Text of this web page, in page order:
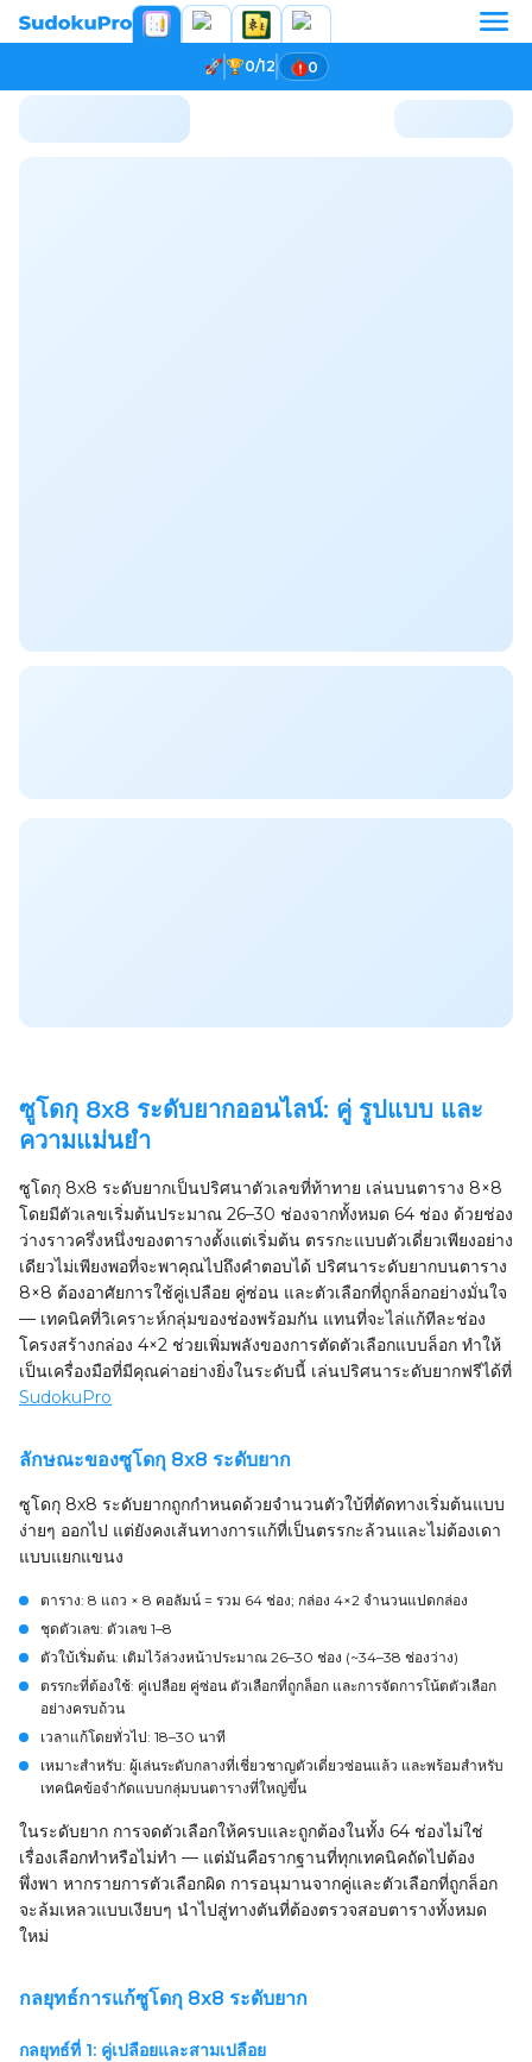
0/12 0
ซูโดกุ 8x8 ระดับยากออนไลน์: คู่ รูปแบบ และ
ความแม่นยำ
ซูโดกุ 8x8 ระดับยากเป็นปริศนาตัวเลขที่ท้าทาย เล่นบนตาราง 8×8
โดยมีตัวเลขเริ่มต้นประมาณ 26–30 ช่องจากทั้งหมด 64 ช่อง ด้วยช่อง
ว่างราวครึ่งหนึ่งของตารางตั้งแต่เริ่มต้น ตรรกะแบบตัวเดี่ยวเพียงอย่าง
เดียวไม่เพียงพอที่จะพาคุณไปถึงคำตอบได้ ปริศนาระดับยากบนตาราง
8×8 ต้องอาศัยการใช้คู่เปลือย คู่ซ่อน และตัวเลือกที่ถูกล็อกอย่างมั่นใจ
— เทคนิคที่วิเคราะห์กลุ่มของช่องพร้อมกัน แทนที่จะไล่แก้ทีละช่อง
โครงสร้างกล่อง 4×2 ช่วยเพิ่มพลังของการตัดตัวเลือกแบบล็อก ทำให้
เป็นเครื่องมือที่มีคุณค่าอย่างยิ่งในระดับนี้ เล่นปริศนาระดับยากฟรีได้ที่
SudokuPro
ลักษณะของซูโดกุ 8x8 ระดับยาก
ซูโดกุ 8x8 ระดับยากถูกกำหนดด้วยจำนวนตัวใบ้ที่ตัดทางเริ่มต้นแบบ
ง่ายๆ ออกไป แต่ยังคงเส้นทางการแก้ที่เป็นตรรกะล้วนและไม่ต้องเดา
แบบแยกแขนง
ตาราง: 8 แถว × 8 คอลัมน์ = รวม 64 ช่อง; กล่อง 4×2 จำนวนแปดกล่อง
ชุดตัวเลข: ตัวเลข 1–8
ตัวใบ้เริ่มต้น: เติมไว้ล่วงหน้าประมาณ 26–30 ช่อง (~34–38 ช่องว่าง)
ตรรกะที่ต้องใช้: คู่เปลือย คู่ซ่อน ตัวเลือกที่ถูกล็อก และการจัดการโน้ตตัวเลือก
อย่างครบถ้วน
เวลาแก้โดยทั่วไป: 18–30 นาที
เหมาะสำหรับ: ผู้เล่นระดับกลางที่เชี่ยวชาญตัวเดี่ยวซ่อนแล้ว และพร้อมสำหรับ
เทคนิคข้อจำกัดแบบกลุ่มบนตารางที่ใหญ่ขึ้น
ในระดับยาก การจดตัวเลือกให้ครบและถูกต้องในทั้ง 64 ช่องไม่ใช่
เรื่องเลือกทำหรือไม่ทำ — แต่มันคือรากฐานที่ทุกเทคนิคถัดไปต้อง
พึ่งพา หากรายการตัวเลือกผิด การอนุมานจากคู่และตัวเลือกที่ถูกล็อก
จะล้มเหลวแบบเงียบๆ นำไปสู่ทางตันที่ต้องตรวจสอบตารางทั้งหมด
ใหม่
กลยุทธ์การแก้ซูโดกุ 8x8 ระดับยาก
กลยุทธ์ที่ 1: คู่เปลือยและสามเปลือย